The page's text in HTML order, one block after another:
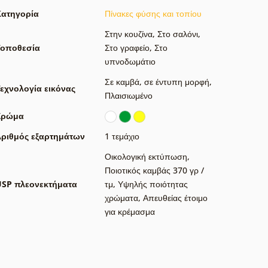
Πίνακες φύσης και τοπίου
Στην κουζίνα, Στο σαλόνι,
Στο γραφείο, Στο
υπνοδωμάτιο
εικόνας
Σε καμβά, σε έντυπη μορφή,
Πλαισιωμένο
εξαρτημάτων
1 τεμάχιο
πλεονεκτήματα
Οικολογική εκτύπωση,
Ποιοτικός καμβάς 370 γρ /
τμ, Υψηλής ποιότητας
χρώματα, Απευθείας έτοιμο
για κρέμασμα